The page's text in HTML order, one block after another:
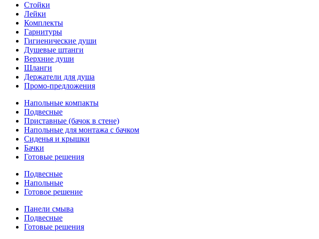
Стойки
Лейки
Комплекты
Гарнитуры
Гигиенические души
Душевые штанги
Верхние души
Шланги
Держатели для душа
Промо-предложения
Напольные компакты
Подвесные
Приставные (бачок в стене)
Напольные для монтажа с бачком
Сиденья и крышки
Бачки
Готовые решения
Подвесные
Напольные
Готовое решение
Панели смыва
Подвесные
Готовые решения